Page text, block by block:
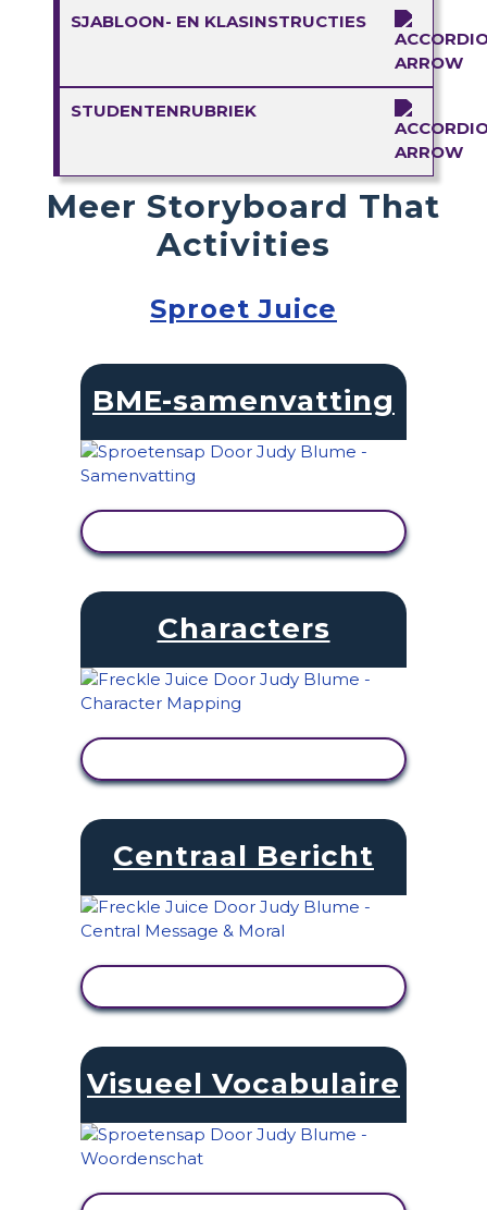
SJABLOON- EN KLASINSTRUCTIES
STUDENTENRUBRIEK
Meer Storyboard That
Activities
Sproet Juice
BME-samenvatting
Characters
Centraal Bericht
Visueel Vocabulaire